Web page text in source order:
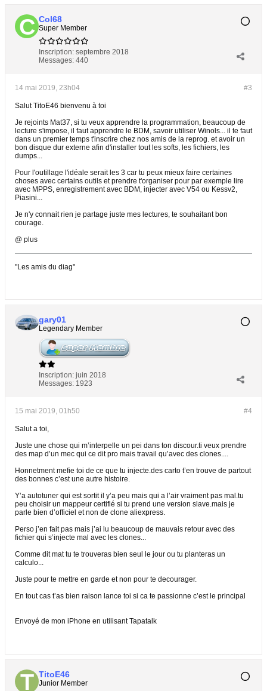
Col68
Super Member
Inscription: septembre 2018
Messages: 440
#3
14 mai 2019, 23h04
Salut TitoE46 bienvenu à toi
Je rejoints Mat37, si tu veux apprendre la programmation, beaucoup de
lecture s'impose, il faut apprendre le BDM, savoir utiliser Winols... il te faut
dans un premier temps t'inscrire chez nos amis de la reprog. et avoir un
bon disque dur externe afin d'installer tout les softs, les fichiers, les
dumps...
Pour l'outillage l'idéale serait les 3 car tu peux mieux faire certaines
choses avec certains outils et prendre t'organiser pour par exemple lire
avec MPPS, enregistrement avec BDM, injecter avec V54 ou Kessv2,
Piasini...
Je n'y connait rien je partage juste mes lectures, te souhaitant bon
courage.
@ plus
"Les amis du diag"
gary01
Legendary Member
Inscription: juin 2018
Messages: 1923
#4
15 mai 2019, 01h50
Salut a toi,
Juste une chose qui m’interpelle un pei dans ton discour.ti veux prendre
des map d’un mec qui ce dit pro mais travail qu’avec des clones....
Honnetment mefie toi de ce que tu injecte.des carto t’en trouve de partout
des bonnes c’est une autre histoire.
Y’a autotuner qui est sortit il y’a peu mais qui a l’air vraiment pas mal.tu
peu choisir un mappeur certifié si tu prend une version slave.mais je
parle bien d’officiel et non de clone aliexpress.
Perso j’en fait pas mais j’ai lu beaucoup de mauvais retour avec des
fichier qui s’injecte mal avec les clones...
Comme dit mat tu te trouveras bien seul le jour ou tu planteras un
calculo...
Juste pour te mettre en garde et non pour te decourager.
En tout cas t’as bien raison lance toi si ca te passionne c’est le principal
Envoyé de mon iPhone en utilisant Tapatalk
TitoE46
Junior Member